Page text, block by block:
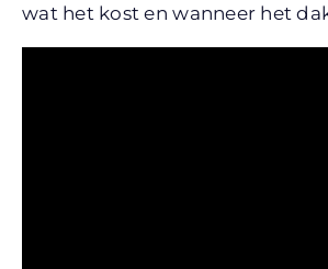
wat het kost en wanneer het